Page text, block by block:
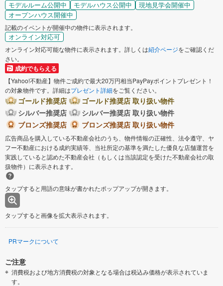
モデルルーム公開中 モデルハウス公開中
現地見学会開催中
オープンハウス開催中
記載のイベントが開催中の物件に表示されます。
オンライン対応可
オンライン対応可能な物件に表示されます。詳しくは紹介ページをご確認くだ
さい。
成約でもらえる
【Yahoo!不動産】物件ご成約で最大20万円相当PayPayポイントプレゼント！
の対象物件です。詳細はプレゼント詳細をご覧ください。
ゴールド推奨店
ゴールド推奨店 取り扱い物件
シルバー推奨店
シルバー推奨店 取り扱い物件
ブロンズ推奨店
ブロンズ推奨店 取り扱い物件
広告商品を購入している不動産会社のうち、物件情報の正確性、法令遵守、ヤ
フー不動産における成約実績等、当社所定の基準を満たした優良な店舗運営を
実践していると認めた不動産会社（もしくは当該認定を受けた不動産会社の取
扱物件）に表示されます。
タップすると用語の意味が書かれたポップアップが開きます。
タップすると画像を拡大表示されます。
PRマークについて
ご注意
消費税および地方消費税の対象となる場合は税込み価格が表示されていま
す。